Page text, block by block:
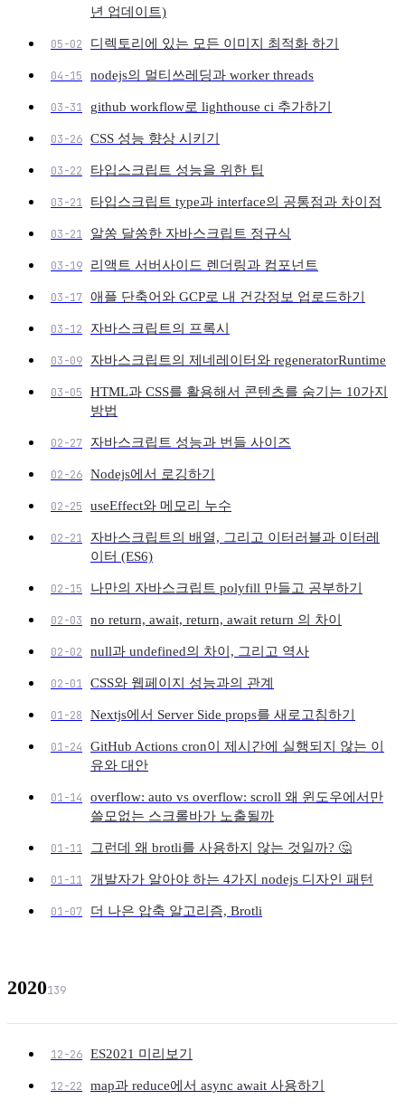
년 업데이트)
05-02 디렉토리에 있는 모든 이미지 최적화 하기
04-15 nodejs의 멀티쓰레딩과 worker threads
03-31 github workflow로 lighthouse ci 추가하기
03-26 CSS 성능 향상 시키기
03-22 타입스크립트 성능을 위한 팁
03-21 타입스크립트 type과 interface의 공통점과 차이점
03-21 알쏭 달쏭한 자바스크립트 정규식
03-19 리액트 서버사이드 렌더링과 컴포넌트
03-17 애플 단축어와 GCP로 내 건강정보 업로드하기
03-12 자바스크립트의 프록시
03-09 자바스크립트의 제네레이터와 regeneratorRuntime
03-05
HTML과 CSS를 활용해서 콘텐츠를 숨기는 10가지
방법
02-27 자바스크립트 성능과 번들 사이즈
02-26 Nodejs에서 로깅하기
02-25 useEffect와 메모리 누수
02-21
자바스크립트의 배열, 그리고 이터러블과 이터레
이터 (ES6)
02-15 나만의 자바스크립트 polyfill 만들고 공부하기
02-03 no return, await, return, await return 의 차이
02-02 null과 undefined의 차이, 그리고 역사
02-01 CSS와 웹페이지 성능과의 관계
01-28 Nextjs에서 Server Side props를 새로고침하기
01-24
GitHub Actions cron이 제시간에 실행되지 않는 이
유와 대안
01-14
overflow: auto vs overflow: scroll 왜 윈도우에서만
쓸모없는 스크롤바가 노출될까
01-11 그런데 왜 brotli를 사용하지 않는 것일까? 🤔
01-11 개발자가 알아야 하는 4가지 nodejs 디자인 패턴
01-07 더 나은 압축 알고리즘, Brotli
2020139
12-26 ES2021 미리보기
12-22 map과 reduce에서 async await 사용하기